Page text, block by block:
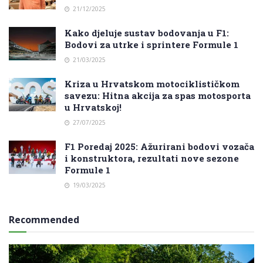
21/12/2025
Kako djeluje sustav bodovanja u F1:
Bodovi za utrke i sprintere Formule 1
21/03/2025
Kriza u Hrvatskom motociklističkom
savezu: Hitna akcija za spas motosporta
u Hrvatskoj!
27/07/2025
F1 Poredaj 2025: Ažurirani bodovi vozača
i konstruktora, rezultati nove sezone
Formule 1
19/03/2025
Recommended